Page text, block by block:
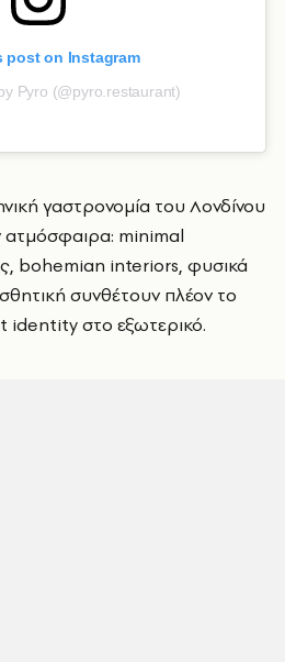
post on Instagram
Pyro (@pyro.restaurant)
γαστρονομία του Λονδίνου
ατμόσφαιρα: minimal
bohemian interiors, φυσικά
συνθέτουν πλέον το
identity στο εξωτερικό.